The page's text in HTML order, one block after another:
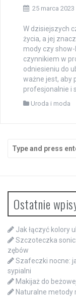
25 marca 2023
W dzisiejszych
życia, a jej
mody czy
czynnikiem w
odniesieniu do
ważne jest, aby
profesjonalnie i
Uroda i moda
for:
Ostatnie
Jak łączyć kolory
Szczoteczka
zębów
Szafeczki nocne:
sypialni
Makijaż do
Naturalne metody